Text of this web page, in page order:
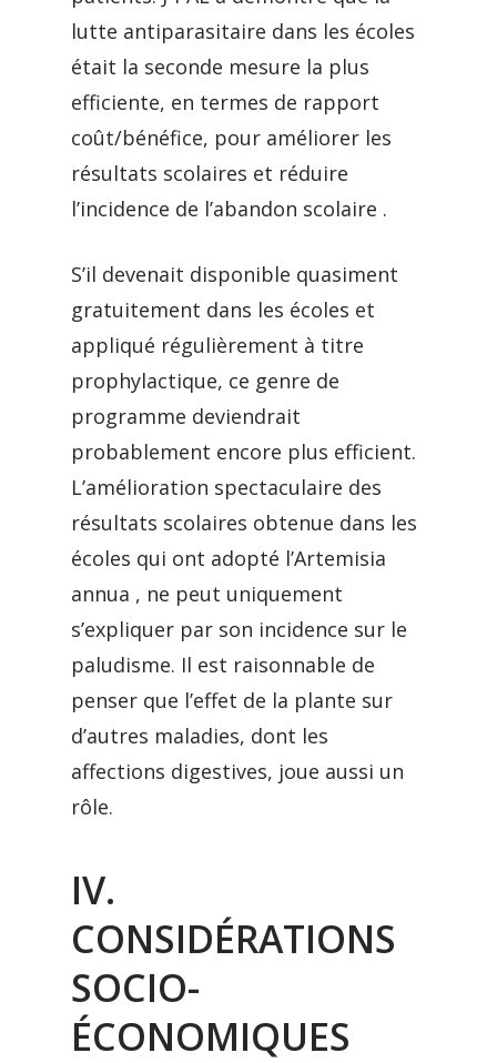
lutte antiparasitaire dans les écoles
était la seconde mesure la plus
efficiente, en termes de rapport
coût/bénéfice, pour améliorer les
résultats scolaires et réduire
l’incidence de l’abandon scolaire .
S’il devenait disponible quasiment
gratuitement dans les écoles et
appliqué régulièrement à titre
prophylactique, ce genre de
programme deviendrait
probablement encore plus efficient.
L’amélioration spectaculaire des
résultats scolaires obtenue dans les
écoles qui ont adopté l’Artemisia
annua , ne peut uniquement
s’expliquer par son incidence sur le
paludisme. Il est raisonnable de
penser que l’effet de la plante sur
d’autres maladies, dont les
affections digestives, joue aussi un
rôle.
IV.
CONSIDÉRATIONS
SOCIO-
ÉCONOMIQUES